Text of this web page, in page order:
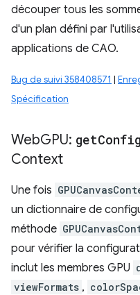
découper tous les
d'un plan défini par
applications de CAO.
Bug de suivi 358408571 |
Spécification
WebGPU: get
Context
Une fois
un dictionnaire de
méthode
pour vérifier la
inclut les membres GPU
viewFormats ,